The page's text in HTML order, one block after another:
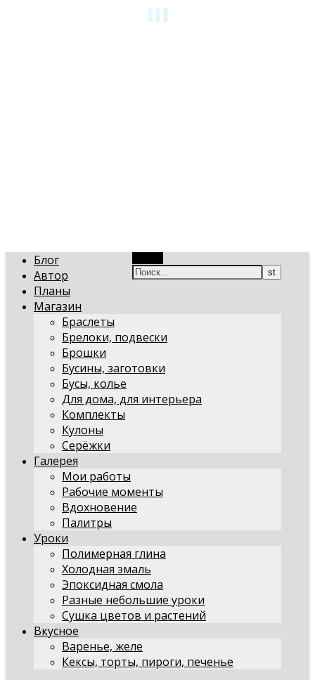
Блог
Автор
Планы
Магазин
Браслеты
Брелоки, подвески
Брошки
Бусины, заготовки
Бусы, колье
Для дома, для интерьера
Комплекты
Кулоны
Серёжки
Галерея
Мои работы
Рабочие моменты
Вдохновение
Палитры
Уроки
Полимерная глина
Холодная эмаль
Эпоксидная смола
Разные небольшие уроки
Сушка цветов и растений
Вкусное
Варенье, желе
Кексы, торты, пироги, печенье